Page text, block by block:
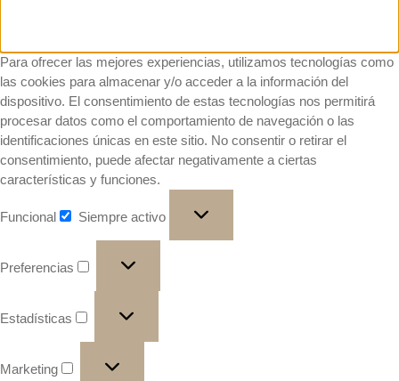
Para ofrecer las mejores experiencias, utilizamos tecnologías como
las cookies para almacenar y/o acceder a la información del
dispositivo. El consentimiento de estas tecnologías nos permitirá
procesar datos como el comportamiento de navegación o las
identificaciones únicas en este sitio. No consentir o retirar el
consentimiento, puede afectar negativamente a ciertas
características y funciones.
Funcional Siempre activo
Preferencias
Estadísticas
Marketing